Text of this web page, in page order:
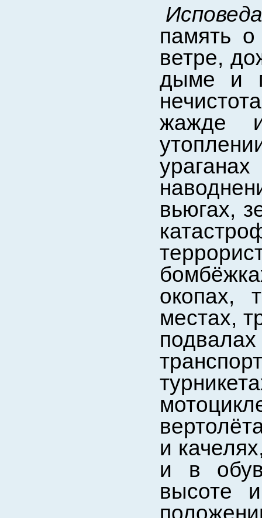
память
ветре,
дыме и
жажде
вьюгах,
окопах,
местах,
и
и в
высоте